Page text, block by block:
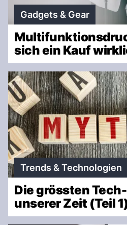
Gadgets & Gear
sich ein Kauf
Trends & Technologien
Die grössten
unserer Zeit (Teil